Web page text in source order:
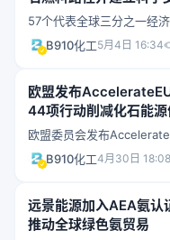
57个代表全球三分之一经
加首届化石燃料转型峰会
补贴应对工具和碳密集贸
加。
B910化工5月4日 16:34
欧盟发布
44项行动削减化石能源
欧盟委员会发布
格冲击。自冲突升级以来
进口能源。战略包含44项
2026年4至5月生效。
B910化工4月30日 18:08
远景能源加入AEA氨
推动全球绿色氨贸易